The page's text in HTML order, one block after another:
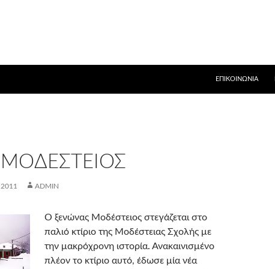
ΕΠΙΚΟΙΝΩΝΊΑ
ΜΟΔΈΣΤΕΙΟΣ
ADMIN
Ο ξενώνας Μοδέστειος στεγάζεται στο
παλιό κτίριο της Μοδέστειας Σχολής με
την μακρόχρονη ιστορία. Ανακαινισμένο
πλέον το κτίριο αυτό, έδωσε μία νέα